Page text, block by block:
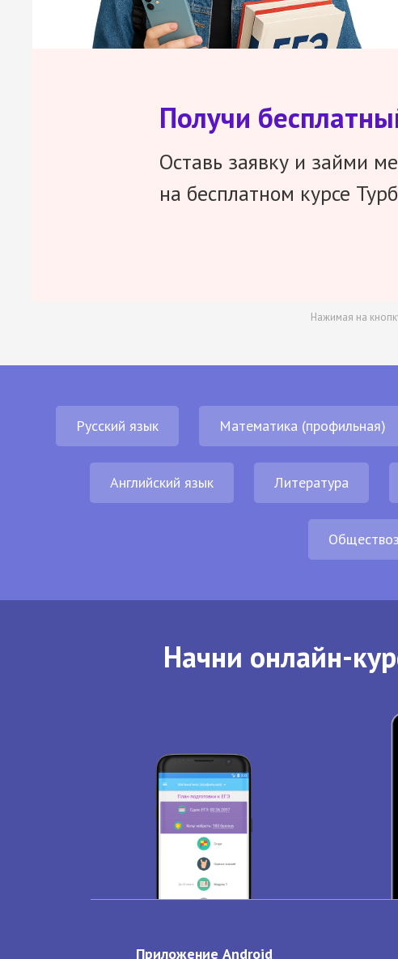
Получи
Оставь заявку и займи
на бесплатном курсе
Нажимая на
Русский язык Математика (профильная)
Английский язык Литература
Начни онлайн-
Приложение Android